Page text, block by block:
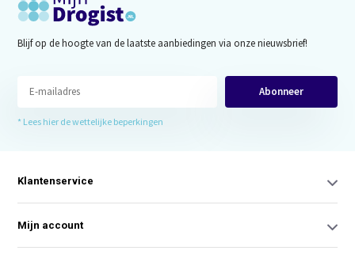
Blijf op de hoogte van de laatste aanbiedingen via onze nieuwsbrief!
Abonneer
* Lees hier de wettelijke beperkingen
Klantenservice
Mijn account